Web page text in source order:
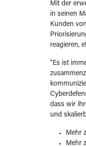
Mit der
in seinen
Kunden
reagieren,
"Es ist
dass wir
und
Mehr
Mehr